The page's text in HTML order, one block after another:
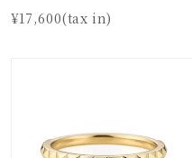
¥17,600(tax in)